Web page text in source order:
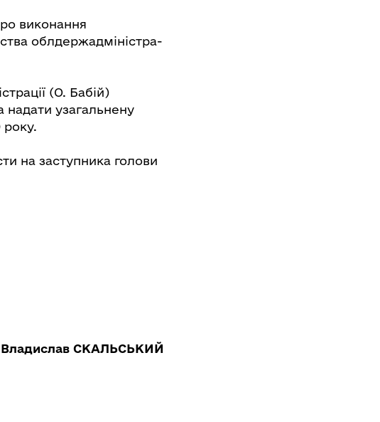
виконання
облдержадміністра-
(О. Бабій)
надати узагальнену
року.
на заступника голови
Владислав СКАЛЬСЬКИЙ